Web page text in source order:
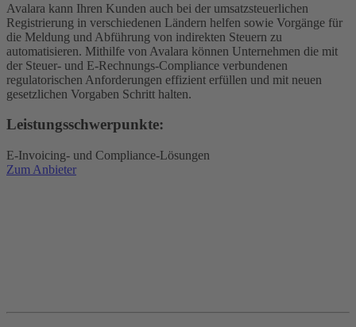
Avalara kann Ihren Kunden auch bei der umsatzsteuerlichen
Registrierung in verschiedenen Ländern helfen sowie Vorgänge für
die Meldung und Abführung von indirekten Steuern zu
automatisieren. Mithilfe von Avalara können Unternehmen die mit
der Steuer- und E-Rechnungs-Compliance verbundenen
regulatorischen Anforderungen effizient erfüllen und mit neuen
gesetzlichen Vorgaben Schritt halten.
Leistungsschwerpunkte:
E-Invoicing- und Compliance-Lösungen
Zum Anbieter